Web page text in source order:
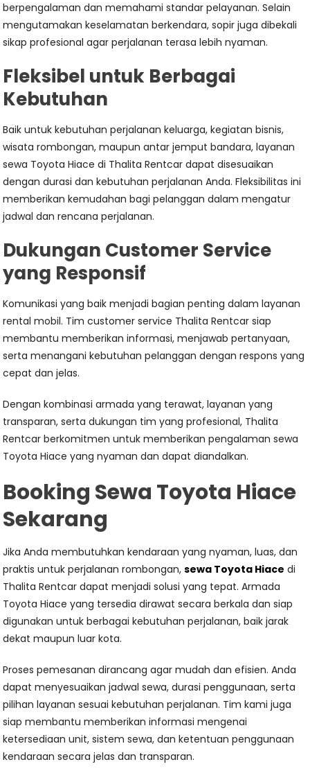
berpengalaman dan memahami standar pelayanan. Selain
mengutamakan keselamatan berkendara, sopir juga dibekali
sikap profesional agar perjalanan terasa lebih nyaman.
Fleksibel untuk Berbagai
Kebutuhan
Baik untuk kebutuhan perjalanan keluarga, kegiatan bisnis,
wisata rombongan, maupun antar jemput bandara, layanan
sewa Toyota Hiace di Thalita Rentcar dapat disesuaikan
dengan durasi dan kebutuhan perjalanan Anda. Fleksibilitas ini
memberikan kemudahan bagi pelanggan dalam mengatur
jadwal dan rencana perjalanan.
Dukungan Customer Service
yang Responsif
Komunikasi yang baik menjadi bagian penting dalam layanan
rental mobil. Tim customer service Thalita Rentcar siap
membantu memberikan informasi, menjawab pertanyaan,
serta menangani kebutuhan pelanggan dengan respons yang
cepat dan jelas.
Dengan kombinasi armada yang terawat, layanan yang
transparan, serta dukungan tim yang profesional, Thalita
Rentcar berkomitmen untuk memberikan pengalaman sewa
Toyota Hiace yang nyaman dan dapat diandalkan.
Booking Sewa Toyota Hiace
Sekarang
Jika Anda membutuhkan kendaraan yang nyaman, luas, dan
praktis untuk perjalanan rombongan,sewa Toyota Hiace di
Thalita Rentcar dapat menjadi solusi yang tepat. Armada
Toyota Hiace yang tersedia dirawat secara berkala dan siap
digunakan untuk berbagai kebutuhan perjalanan, baik jarak
dekat maupun luar kota.
Proses pemesanan dirancang agar mudah dan efisien. Anda
dapat menyesuaikan jadwal sewa, durasi penggunaan, serta
pilihan layanan sesuai kebutuhan perjalanan. Tim kami juga
siap membantu memberikan informasi mengenai
ketersediaan unit, sistem sewa, dan ketentuan penggunaan
kendaraan secara jelas dan transparan.